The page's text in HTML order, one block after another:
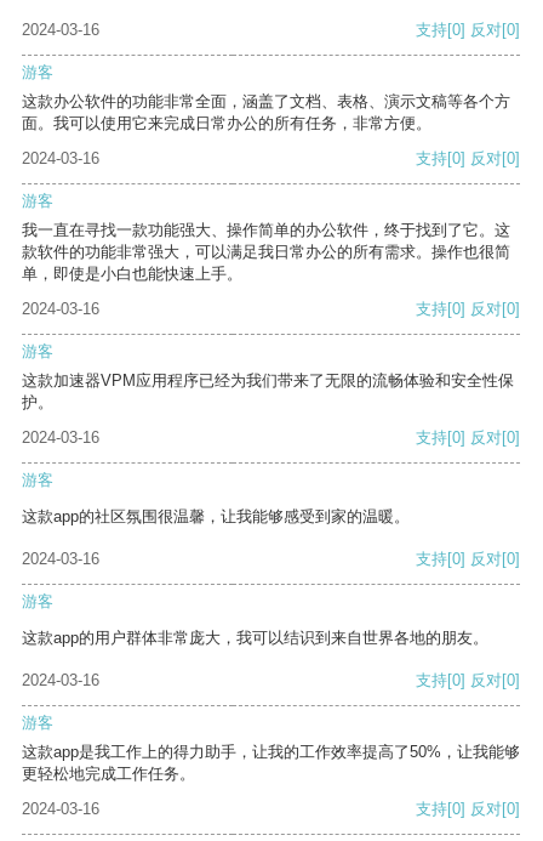
2024-03-16 支持[0] 反对[0]
游客
这款办公软件的功能非常全面，涵盖了文档、表格、演示文稿等各个方
面。我可以使用它来完成日常办公的所有任务，非常方便。
2024-03-16
支持[0] 反对[0]
游客
我一直在寻找一款功能强大、操作简单的办公软件，终于找到了它。这
款软件的功能非常强大，可以满足我日常办公的所有需求。操作也很简
单，即使是小白也能快速上手。
2024-03-16
支持[0] 反对[0]
游客
这款加速器VPM应用程序已经为我们带来了无限的流畅体验和安全性保
护。
2024-03-16
支持[0] 反对[0]
游客
这款app的社区氛围很温馨，让我能够感受到家的温暖。
2024-03-16 支持[0] 反对[0]
游客
这款app的用户群体非常庞大，我可以结识到来自世界各地的朋友。
2024-03-16 支持[0] 反对[0]
游客
这款app是我工作上的得力助手，让我的工作效率提高了50%，让我能够
更轻松地完成工作任务。
2024-03-16
支持[0] 反对[0]